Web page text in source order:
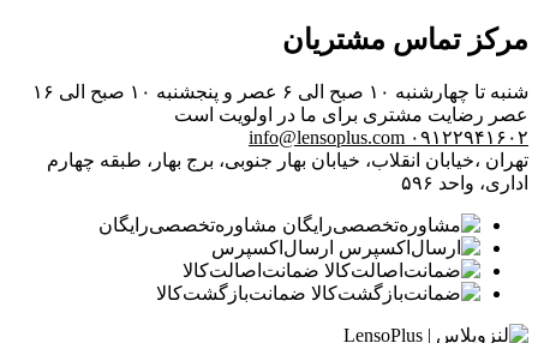
مرکز تماس مشتریان
شنبه تا چهارشنبه ۱۰ صبح الی ۶ عصر و پنجشنبه ۱۰ صبح الی ۱۶
عصر رضایت مشتری برای ما در اولویت است
۰۹۱۲۲۹۴۱۶۰۲ info@lensoplus.com
تهران ،خیابان انقلاب، خیابان بهار جنوبی، برج بهار، طبقه چهارم
اداری، واحد ۵۹۶
مشاوره‌تخصصی‌رایگان
ارسال‌اکسپرس
ضمانت‌اصالت‌کالا
ضمانت‌بازگشت‌کالا